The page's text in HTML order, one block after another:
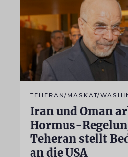
TEHERAN/MASKAT/
Iran und Oman
Hormus-
Teheran stellt
an die USA